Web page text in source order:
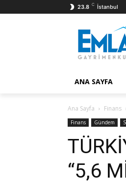
23.8 C İstanbul
ANA SAYFA
Ana Sayfa Finans
Finans Gündem
“5,6